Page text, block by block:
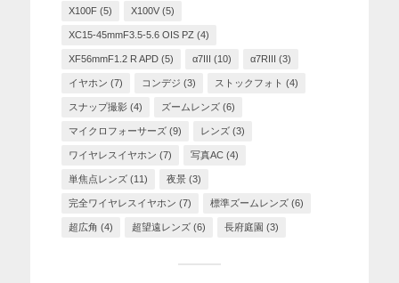
X100F(5) X100V(5)
XC15-45mmF3.5-5.6 OIS PZ (4)
XF56mmF1.2 R APD(5) α7III (10) α7RIII (3)
イヤホン (7) コンデジ (3) ストックフォト (4)
スナップ撮影(4) ズームレンズ(6)
マイクロフォーサーズ(9) レンズ(3)
ワイヤレスイヤホン (7) 写真AC(4)
単焦点レンズ(11) 夜景(3)
完全ワイヤレスイヤホン (7) 標準ズームレンズ(6)
超広角 (4) 超望遠レンズ(6) 長府庭園 (3)